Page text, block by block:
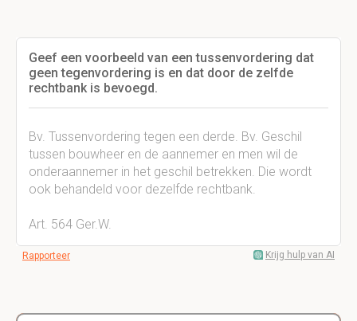
Geef een voorbeeld van een tussenvordering dat
geen tegenvordering is en dat door de zelfde
rechtbank is bevoegd.
Bv. Tussenvordering tegen een derde. Bv. Geschil
tussen bouwheer en de aannemer en men wil de
onderaannemer in het geschil betrekken. Die wordt
ook behandeld voor dezelfde rechtbank.
Art. 564 Ger.W.
Rapporteer Krijg hulp van AI